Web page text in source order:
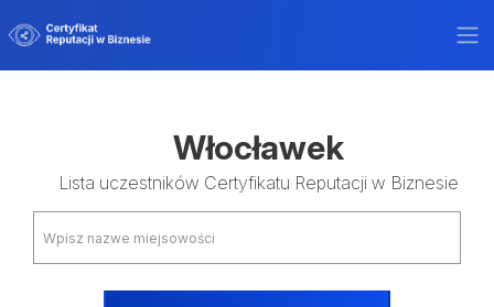
Włocławek
Lista uczestników Certyfikatu Reputacji w Biznesie